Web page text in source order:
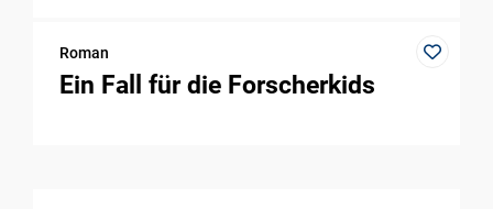
Roman
Ein Fall für die Forscherkids